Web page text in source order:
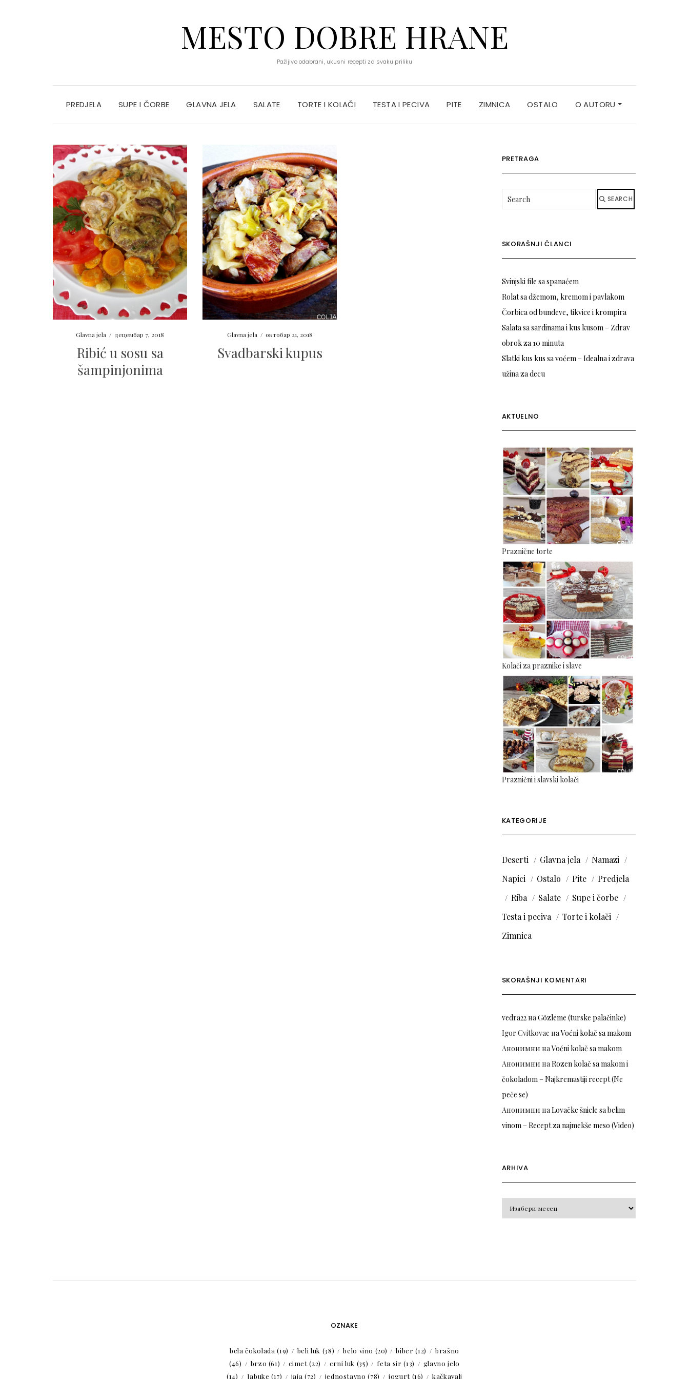
MESTO DOBRE HRANE
Pažljivo odabrani, ukusni recepti za svaku priliku
PREDJELA SUPE I ČORBE GLAVNA JELA SALATE TORTE I KOLAČI TESTA I PECIVA PITE ZIMNICA OSTALO O AUTORU
Glavna jela / децембар 7, 2018
Ribić u sosu sa
šampinjonima
Glavna jela / октобар 21, 2018
Svadbarski kupus
PRETRAGA
SEARCH
SKORAŠNJI ČLANCI
Svinjski file sa spanaćem
Rolat sa džemom, kremom i pavlakom
Čorbica od bundeve, tikvice i krompira
Salata sa sardinama i kus kusom – Zdrav
obrok za 10 minuta
Slatki kus kus sa voćem – Idealna i zdrava
užina za decu
AKTUELNO
Praznične torte
Kolači za praznike i slave
Praznični i slavski kolači
KATEGORIJE
Deserti Glavna jela
Namazi
Napici
Ostalo Pite
Predjela
Riba
Salate
Supe i čorbe
Testa i peciva
Torte i kolači
Zimnica
SKORAŠNJI KOMENTARI
vedra22наGözleme (turske palačinke)
Igor Cvitkovac наVoćni kolač sa makom
Анонимни наVoćni kolač sa makom
Анонимни наRozen kolač sa makom i
čokoladom – Najkremastiji recept (Ne
peče se)
Анонимни наLovačke šnicle sa belim
vinom – Recept za najmekše meso (Video)
ARHIVA
OZNAKE
bela čokolada (19) beli luk (38) belo vino (20) biber (12)
brašno
(46)
brzo (61) cimet(22) crni luk (35) feta sir (13)
glavno jelo
(14)
Jabuke (17) jaja (72) jednostavno (78) jogurt(16) kačkavalj